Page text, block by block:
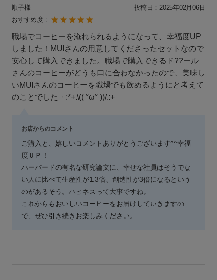
順子様 投稿日： 2025年02月06日
おすすめ度：
職場でコーヒーを淹れられるようになって、幸福度UP
しました！MUIさんの用意してくださったセットなので
安心して購入できました。職場で購入できるド??ール
さんのコーヒーがどうも口に合わなかったので、美味し
いMUIさんのコーヒーを職場でも飲めるようにと考えて
のことでした・:*+.\(( °ω° ))/.:+
お店からのコメント
ご購入と、嬉しいコメントありがとうございます^^幸福
度ＵＰ！
ハーバードの有名な研究論文に、幸せな社員はそうでな
い人に比べて生産性が1.3倍、創造性が3倍になるという
のがあるそう。ハピネスって大事ですね。
これからもおいしいコーヒーをお届けしていきますの
で、ぜひ引き続きお楽しみください。